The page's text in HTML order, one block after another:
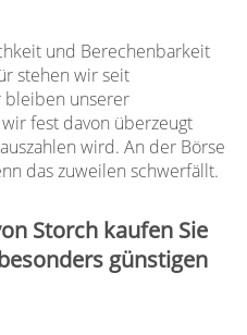
und Berechenbarkeit
stehen wir seit
bleiben unserer
fest davon überzeugt
wird. An der Börse
das zuweilen schwerfällt.
Storch kaufen Sie
günstigen